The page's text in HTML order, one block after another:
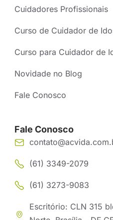
Cuidadores Profissionais
Curso de Cuidador de
Curso para Cuidador de
Novidade no Blog
Fale Conosco
Fale Conosco
(61) 3349-2079
(61) 3273-9083
Escritório: CLN 315